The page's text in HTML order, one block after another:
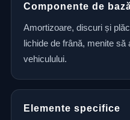
Componente de
Amortizoare, discuri și
lichide de frână, menite
vehiculului.
Elemente specifice